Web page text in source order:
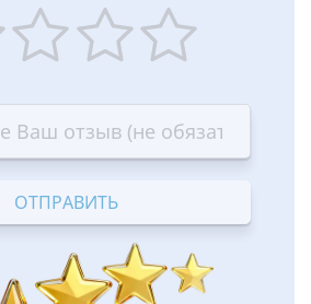
stars
—
OK
stars
—
Good
stars
—
Excellent